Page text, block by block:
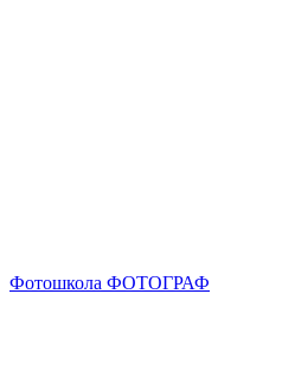
Фотошкола ФОТОГРАФ